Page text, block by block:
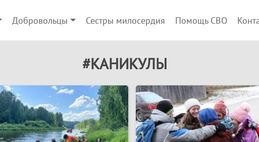
Добровольцы Сестры милосердия Помощь СВО
#КАНИКУЛЫ